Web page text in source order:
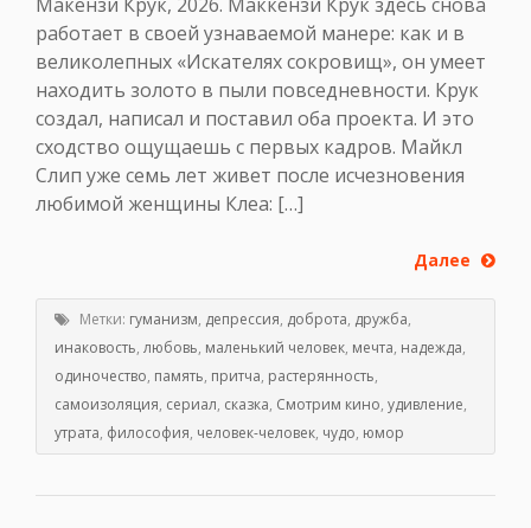
работает в своей узнаваемой манере: как и в
великолепных «Искателях сокровищ», он умеет
находить золото в пыли повседневности. Крук
создал, написал и поставил оба проекта. И это
сходство ощущаешь с первых кадров. Майкл
Слип уже семь лет живет после исчезновения
любимой женщины Клеа: […]
Далее
Метки: гуманизм, депрессия, доброта, дружба,
инаковость, любовь, маленький человек, мечта, надежда,
одиночество, память, притча, растерянность,
самоизоляция, сериал, сказка, Смотрим кино, удивление,
утрата, философия, человек-человек, чудо, юмор